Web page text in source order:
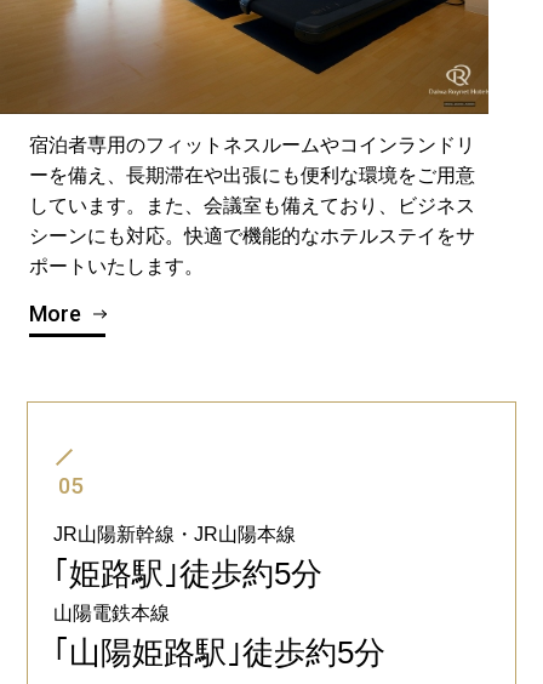
宿泊者専用のフィットネスルームやコインランドリ
ーを備え、長期滞在や出張にも便利な環境をご用意
しています。また、会議室も備えており、ビジネス
シーンにも対応。快適で機能的なホテルステイをサ
ポートいたします。
More
05
JR山陽新幹線・JR山陽本線
｢姫路駅｣徒歩約5分
山陽電鉄本線
｢山陽姫路駅｣徒歩約5分